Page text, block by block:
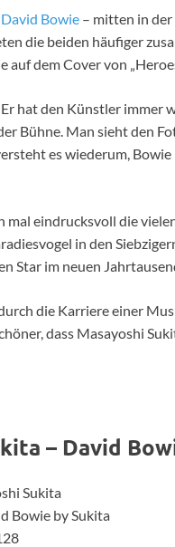
David Bowie – mitten in der
die beiden häufiger
dem Cover von
hat den Künstler immer
Bühne. Man sieht den
es wiederum,
mal eindrucksvoll die
in den
Star im neuen
die Karriere einer
dass Masayoshi
– David
Sukita
Bowie by Sukita